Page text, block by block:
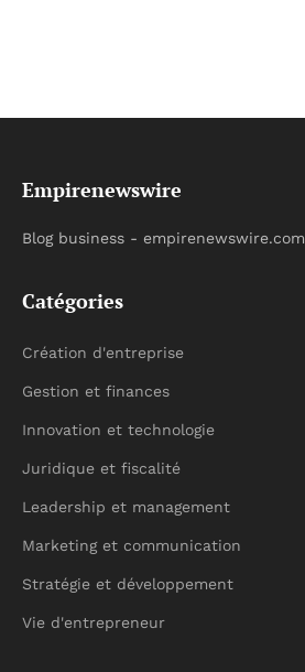
Empirenewswire
Blog business - empirenewswire.com
Catégories
Création d'entreprise
Gestion et finances
Innovation et technologie
Juridique et fiscalité
Leadership et management
Marketing et communication
Stratégie et développement
Vie d'entrepreneur